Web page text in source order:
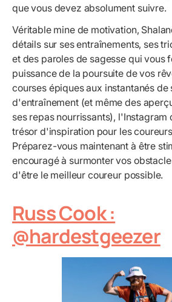
que vous devez absolument suivre.
Véritable mine de motivation,
détails sur ses entraînements, ses
et des paroles de sagesse qui vous
puissance de la poursuite de vos
courses épiques aux instantanés
d'entraînement (et même des
ses repas nourrissants), l'Instagram
trésor d'inspiration pour les
Préparez-vous maintenant à être
encouragé à surmonter vos
d'être le meilleur coureur possible.
Russ Cook :
@hardestgeezer